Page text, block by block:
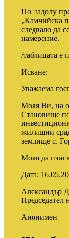
По надолу
„Камчийска
следвало да
намерение.
/таблицата е
Искане:
Уважаема
Моля Ви, на
Становище
жилищни
землище с.
Моля да
Дата:
Александър
Председател
Анонимен